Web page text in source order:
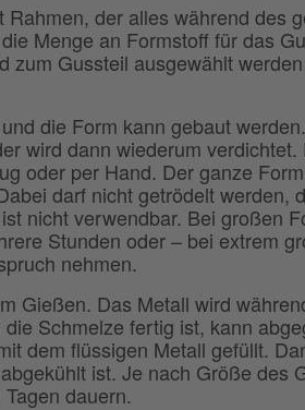
der alles während des
Menge an Formstoff für das
zum Gussteil ausgewählt
die Form kann gebaut
wird dann wiederum verdichtet.
oder per Hand. Der ganze
darf nicht getrödelt werden,
nicht verwendbar. Bei großen
Stunden oder – bei extrem
nehmen.
Gießen. Das Metall wird
Schmelze fertig ist, kann
dem flüssigen Metall gefüllt.
ist. Je nach Größe des
dauern.